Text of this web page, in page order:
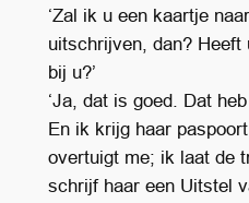
‘Zal ik u een kaartje
uitschrijven, dan? Heeft
bij u?’
‘Ja, dat is goed. Dat
En ik krijg haar
overtuigt me; ik laat de
schrijf haar een Uitstel